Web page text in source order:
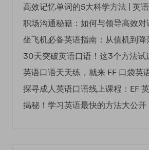
高效记忆单词的5大科学方法 | 英
坐飞机必备英语指南：从值机到
30天突破英语口语！这3个方法试
英语口语天天练，就来 EF 口袋英
揭秘！学习英语最快的方法大公开